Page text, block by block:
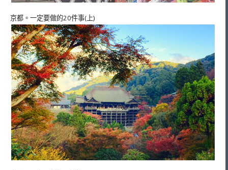
京都。一定要做的20件事(上)